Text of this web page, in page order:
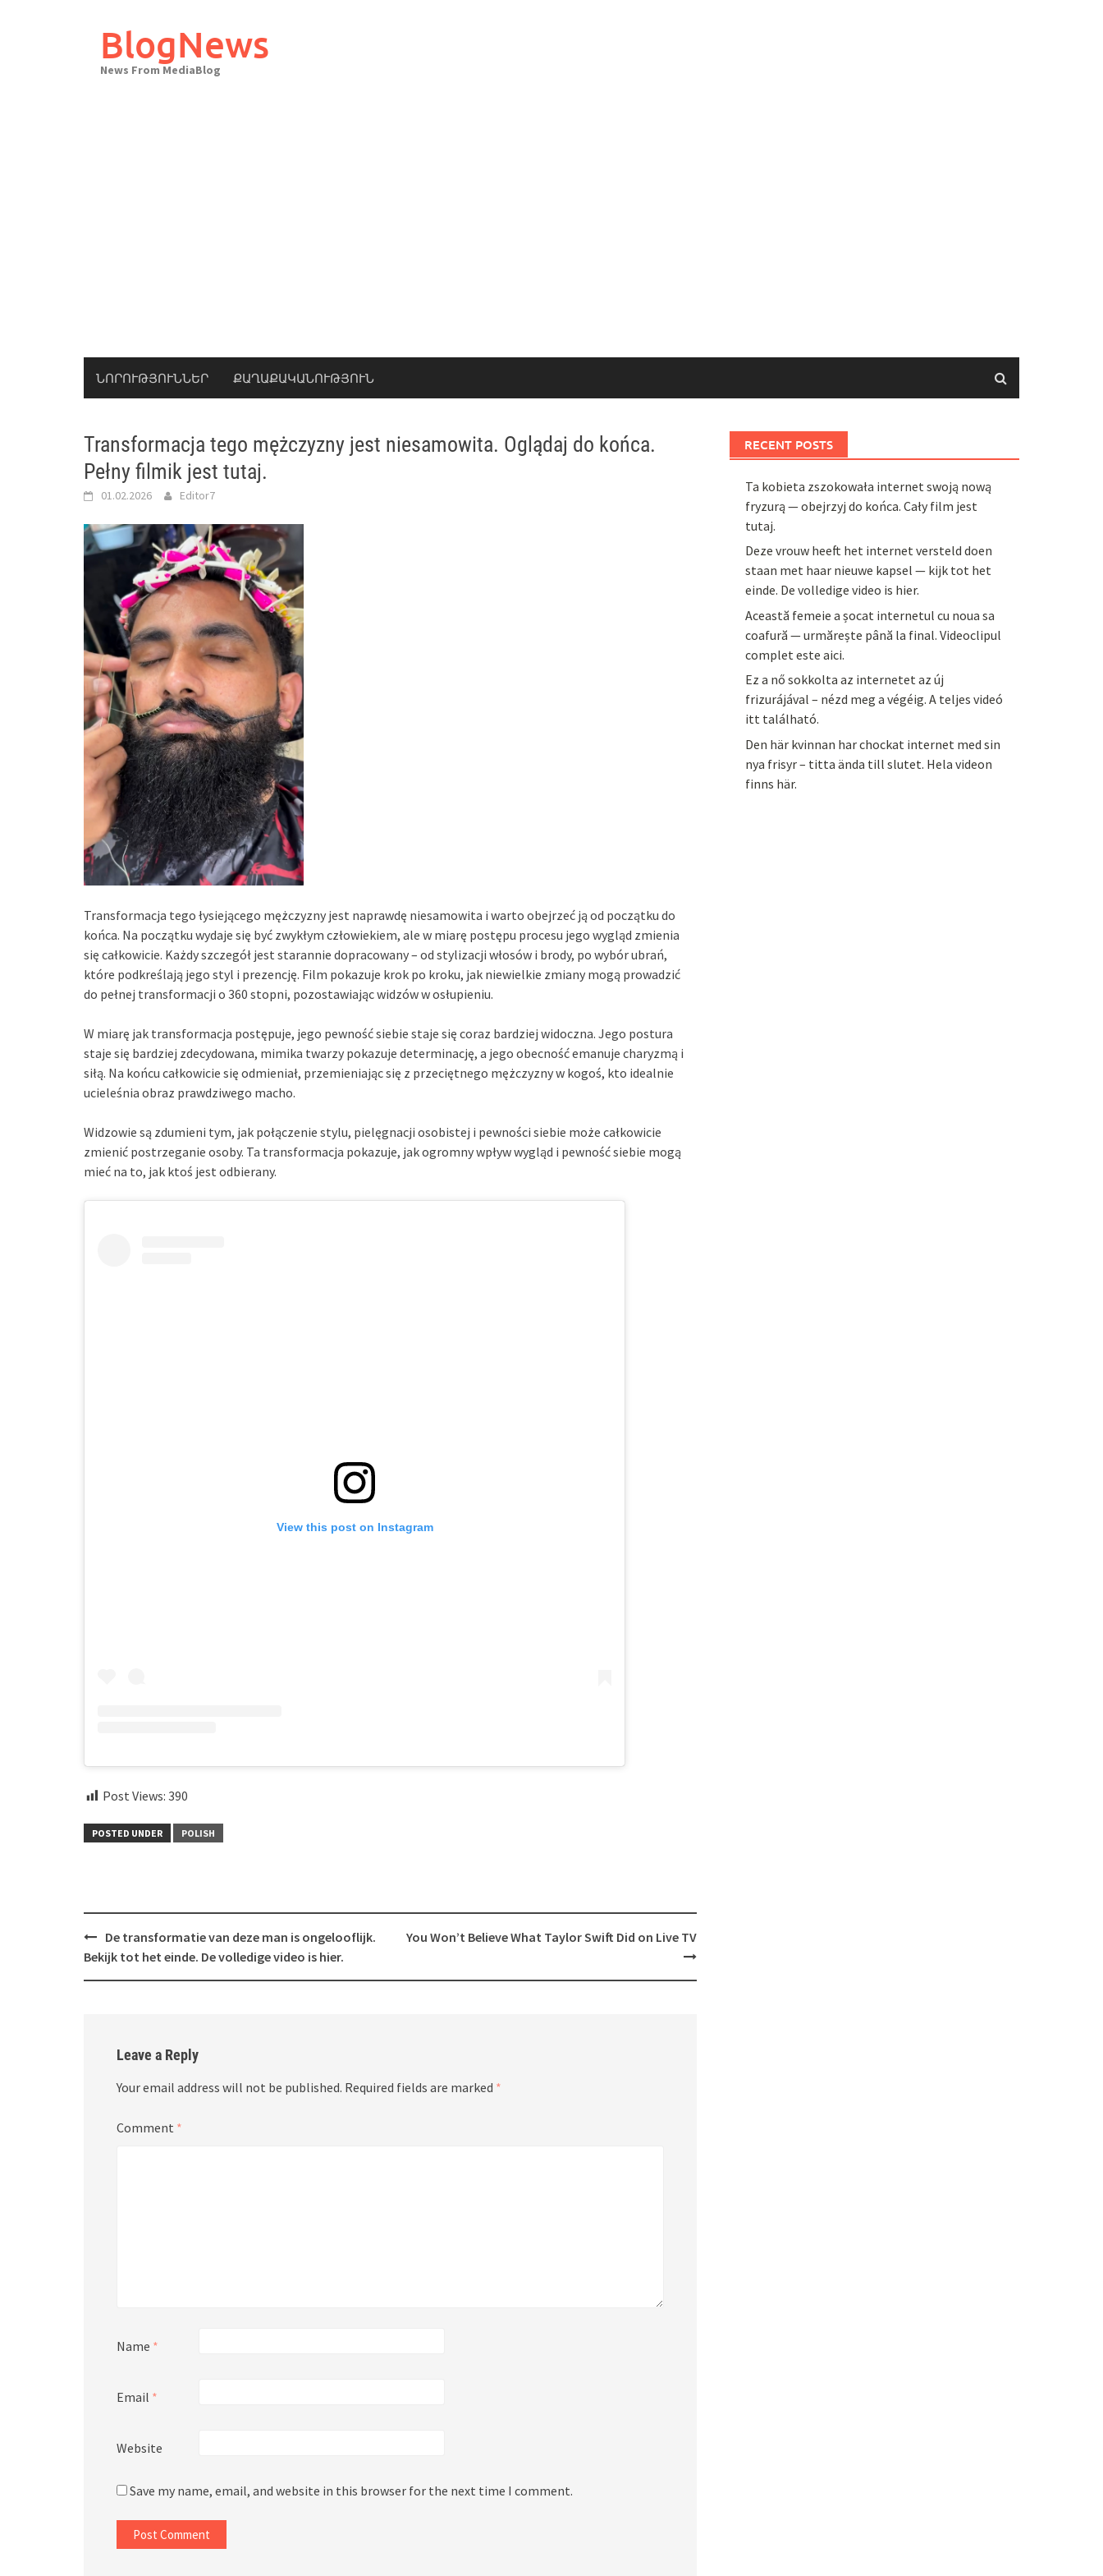
BlogNews
News From MediaBlog
ՆՈՐՈՒԹՅՈՒՆՆԵՐ ՔԱՂԱՔԱԿԱՆՈՒԹՅՈՒՆ
Transformacja tego mężczyzny jest niesamowita. Oglądaj do końca.
Pełny filmik jest tutaj.
01.02.2026 Editor7
Transformacja tego łysiejącego mężczyzny jest naprawdę niesamowita i warto obejrzeć ją od początku do
końca. Na początku wydaje się być zwykłym człowiekiem, ale w miarę postępu procesu jego wygląd zmienia
się całkowicie. Każdy szczegół jest starannie dopracowany – od stylizacji włosów i brody, po wybór ubrań,
które podkreślają jego styl i prezencję. Film pokazuje krok po kroku, jak niewielkie zmiany mogą prowadzić
do pełnej transformacji o 360 stopni, pozostawiając widzów w osłupieniu.
W miarę jak transformacja postępuje, jego pewność siebie staje się coraz bardziej widoczna. Jego postura
staje się bardziej zdecydowana, mimika twarzy pokazuje determinację, a jego obecność emanuje charyzmą i
siłą. Na końcu całkowicie się odmieniał, przemieniając się z przeciętnego mężczyzny w kogoś, kto idealnie
ucieleśnia obraz prawdziwego macho.
Widzowie są zdumieni tym, jak połączenie stylu, pielęgnacji osobistej i pewności siebie może całkowicie
zmienić postrzeganie osoby. Ta transformacja pokazuje, jak ogromny wpływ wygląd i pewność siebie mogą
mieć na to, jak ktoś jest odbierany.
View this post on Instagram
Post Views: 390
POSTED UNDER POLISH
Post
navigation
De transformatie van deze man is ongelooflijk.
Bekijk tot het einde. De volledige video is hier.
You Won’t Believe What Taylor Swift Did on Live TV
Leave a Reply
Your email address will not be published. Required fields are marked *
Comment *
Name *
Email *
Website
Save my name, email, and website in this browser for the next time I comment.
RECENT POSTS
Ta kobieta zszokowała internet swoją nową
fryzurą — obejrzyj do końca. Cały film jest
tutaj.
Deze vrouw heeft het internet versteld doen
staan met haar nieuwe kapsel — kijk tot het
einde. De volledige video is hier.
Această femeie a șocat internetul cu noua sa
coafură — urmărește până la final. Videoclipul
complet este aici.
Ez a nő sokkolta az internetet az új
frizurájával – nézd meg a végéig. A teljes videó
itt található.
Den här kvinnan har chockat internet med sin
nya frisyr – titta ända till slutet. Hela videon
finns här.